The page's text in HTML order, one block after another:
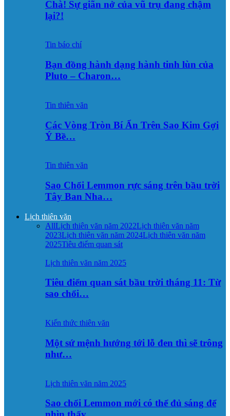
Chà! Sự giãn nở của vũ trụ đang chậm
lại?!
Tin báo chí
Bạn đồng hành dạng hành tinh lùn của
Pluto – Charon…
Tin thiên văn
Các Vòng Tròn Bí Ẩn Trên Sao Kim Gợi
Ý Bề…
Tin thiên văn
Sao Chổi Lemmon rực sáng trên bầu trời
Tây Ban Nha…
Lịch thiên văn
AllLịch thiên văn năm 2022Lịch thiên văn năm
2023Lịch thiên văn năm 2024Lịch thiên văn năm
2025Tiêu điểm quan sát
Lịch thiên văn năm 2025
Tiêu điểm quan sát bầu trời tháng 11: Từ
sao chổi…
Kiến thức thiên văn
Một sứ mệnh hướng tới lỗ đen thì sẽ trông
như…
Lịch thiên văn năm 2025
Sao chổi Lemmon mới có thể đủ sáng để